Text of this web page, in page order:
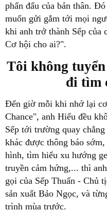
phấn đấu của bản thân.
muốn gửi gắm tới mọi
khi anh trở thành Sếp của
Cơ hội cho ai?".
Tôi không
đi tìm
Đến giờ mỗi khi nhớ lại
Chance", anh Hiếu đều
Sếp tới trường quay
khác được thông báo
hình, tìm hiểu xu hướng
truyền cảm hứng,... thì
gọi của Sếp Thuấn - Chủ
sản xuất Bảo Ngọc, và
trình mùa trước.